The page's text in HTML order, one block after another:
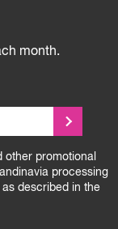
month.
other promotional
processing
described in the